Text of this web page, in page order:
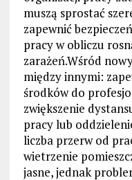
muszą sprostać
zapewnić
pracy w obliczu
zarażeń.Wśród
między innymi:
środków do
zwiększenie
pracy lub
liczba przerw od
wietrzenie
jasne, jednak